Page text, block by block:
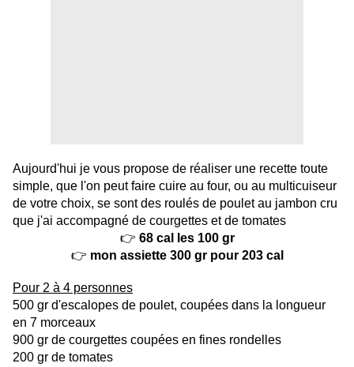
Aujourd'hui je vous propose de réaliser une recette toute
simple, que l'on peut faire cuire au four, ou au multicuiseur
de votre choix, se sont des roulés de poulet au jambon cru
que j'ai accompagné de courgettes et de tomates
👉 68 cal les 100 gr
👉 mon assiette 300 gr pour 203 cal
Pour 2 à 4 personnes
500 gr d'escalopes de poulet, coupées dans la longueur
en 7 morceaux
900 gr de courgettes coupées en fines rondelles
200 gr de tomates